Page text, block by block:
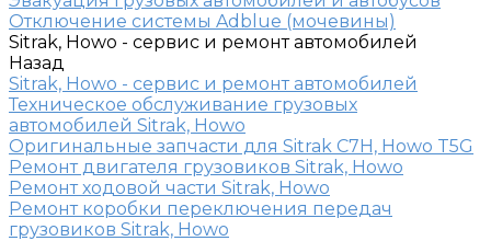
Отключение системы Adblue (мочевины)
Sitrak, Howo - сервис и ремонт автомобилей
Назад
Sitrak, Howo - сервис и ремонт автомобилей
Техническое обслуживание грузовых
автомобилей Sitrak, Howo
Оригинальные запчасти для Sitrak C7H, Howo T5G
Ремонт двигателя грузовиков Sitrak, Howo
Ремонт ходовой части Sitrak, Howo
Ремонт коробки переключения передач
грузовиков Sitrak, Howo